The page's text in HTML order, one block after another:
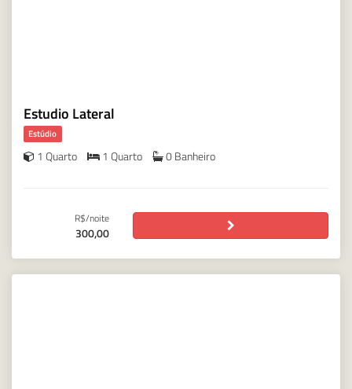
Estudio Lateral
Estúdio
1 Quarto 1 Quarto 0 Banheiro
R$/noite
300,00